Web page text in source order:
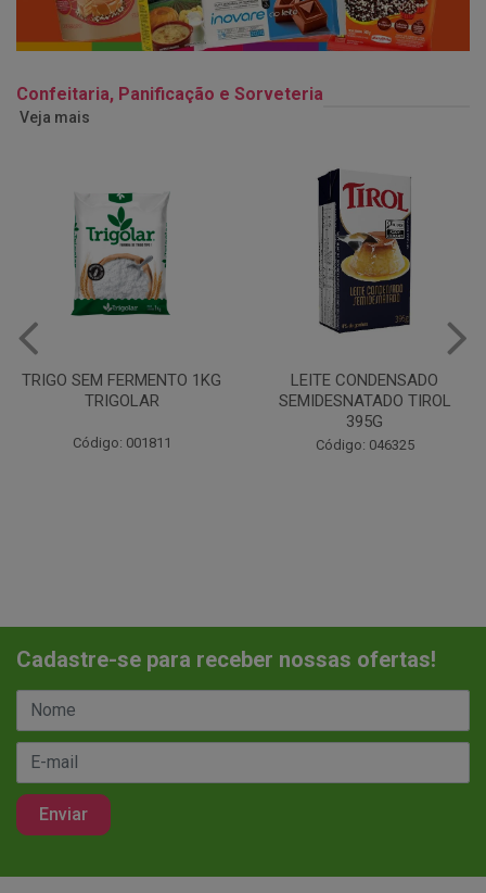
Confeitaria, Panificação e Sorveteria
Veja mais
TRIGO SEM FERMENTO 1KG
TRIGOLAR
Código: 001811
LEITE CONDENSADO
SEMIDESNATADO TIROL
395G
Código: 046325
Cadastre-se para receber nossas ofertas!